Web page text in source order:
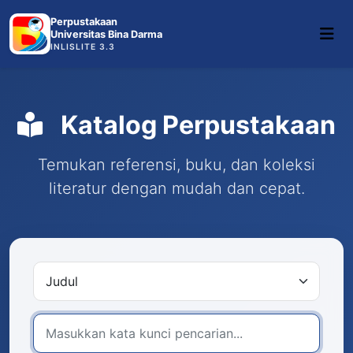
Perpustakaan
Universitas Bina Darma
INLISLITE 3.3
Katalog Perpustakaan
Temukan referensi, buku, dan koleksi
literatur dengan mudah dan cepat.